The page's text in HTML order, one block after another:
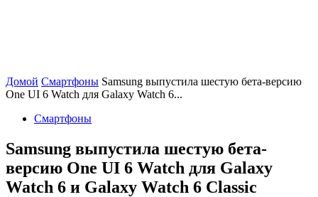
Домой Смартфоны Samsung выпустила шестую бета-версию
One UI 6 Watch для Galaxy Watch 6...
Смартфоны
Samsung выпустила шестую бета-
версию One UI 6 Watch для Galaxy
Watch 6 и Galaxy Watch 6 Classic